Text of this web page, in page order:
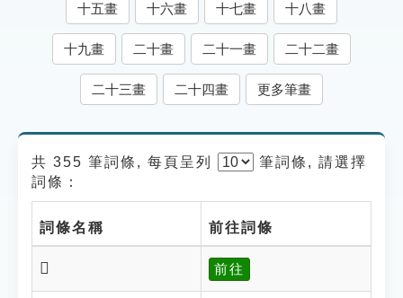
遊戲專區
貓頭鷹博士
十五畫 十六畫 十七畫 十八畫
十九畫 二十畫 二十一畫 二十二畫
二十三畫 二十四畫 更多筆畫
共 355 筆詞條, 每頁呈列 筆詞條, 請選擇
詞條：
詞條名稱 前往詞條
𩅊 前往